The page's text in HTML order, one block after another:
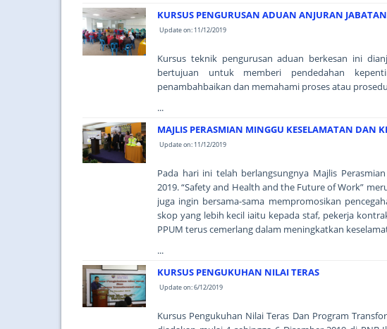
KURSUS PENGURUSAN ADUAN ANJURAN
Update on: 11/12/2019
Kursus teknik pengurusan aduan berkesan ini
bertujuan untuk memberi pendedahan
penambahbaikan dan memahami proses atau
...
MAJLIS PERASMIAN MINGGU KESELAMATAN DAN
Update on: 11/12/2019
Pada hari ini telah berlangsungnya Majlis
2019. “Safety and Health and the Future of Work”
juga ingin bersama-sama mempromosikan
skop yang lebih kecil iaitu kepada staf, pekerja
PPUM terus cemerlang dalam meningkatkan
...
KURSUS PENGUKUHAN NILAI TERAS
Update on: 6/12/2019
Kursus Pengukuhan Nilai Teras Dan Program